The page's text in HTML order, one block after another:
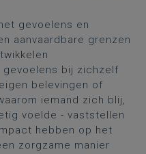
gevoelens en
aanvaardbare grenzen
gevoelens bij zichzelf
belevingen of
iemand zich blij,
voelde - vaststellen
hebben op het
zorgzame manier